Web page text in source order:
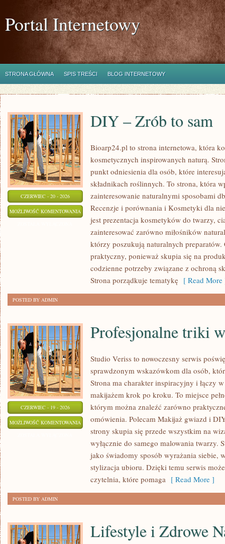
Portal Internetowy
STRONA GŁÓWNA SPIS TREŚCI BLOG INTERNETOWY
CZERWIEC - 20 - 2026
MOŻLIWOŚĆ KOMENTOWANIA
ZRÓB
SAM
DIY – Zrób to sam
Bioarp24.pl to strona internetowa, która
kosmetycznych inspirowanych naturą.
punkt odniesienia dla osób, które
składnikach roślinnych. To strona, która
zainteresowanie naturalnymi sposobami
Recenzje i porównania i Kosmetyki dla
jest prezentacja kosmetyków do twarzy,
zainteresować zarówno miłośników
którzy poszukują naturalnych preparatów.
praktyczny, ponieważ skupia się na
codzienne potrzeby związane z ochroną
Strona porządkuje tematykę [ Read More
POSTED BY ADMIN
CZERWIEC - 19 - 2026
MOŻLIWOŚĆ KOMENTOWANIA PROFESJONALNE
TRIKI
WIZAŻYSTÓW
Profesjonalne triki
Studio Veriss to nowoczesny serwis
sprawdzonym wskazówkom dla osób,
Strona ma charakter inspiracyjny i łączy
makijażem krok po kroku. To miejsce
którym można znaleźć zarówno
omówienia. Polecam Makijaż gwiazd i
strony skupia się przede wszystkim na
wyłącznie do samego malowania twarzy.
jako świadomy sposób wyrażania siebie,
stylizacja ubioru. Dzięki temu serwis
czytelnia, które pomaga [ Read More ]
POSTED BY ADMIN
Lifestyle i Zdrowe